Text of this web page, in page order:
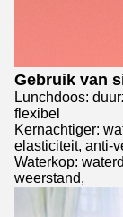
Gebruik van
Lunchdoos:
flexibel
Kernachtiger:
elasticiteit, anti-
Waterkop:
weerstand,